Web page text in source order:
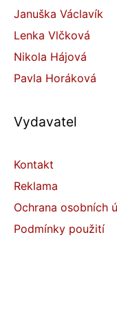
Januška Václavík
Lenka Vlčková
Nikola Hájová
Pavla Horáková
Vydavatel
Kontakt
Reklama
Ochrana osobních
Podmínky použití